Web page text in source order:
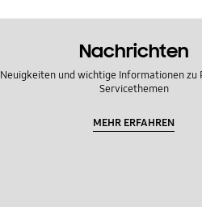
Nachrichten
Neuigkeiten und wichtige Informationen zu
Servicethemen
MEHR ERFAHREN